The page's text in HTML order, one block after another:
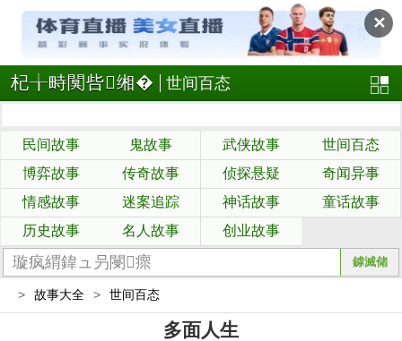
✕
杞╁畤闃呰缃� 世间百态
民间故事 鬼故事 武侠故事
世间百态
博弈故事
传奇故事 侦探悬疑
奇闻异事
情感故事
迷案追踪 神话故事
童话故事
历史故事
名人故事 创业故事
> 故事大全 > 世间百态
多面人生